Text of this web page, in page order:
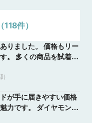
フターサービス
心の無期限メンテナ
】■サイズ直し ■磨
イン・素材・価格に
で、詳しくはお問い合
（118件）
りました。 価格もリー
。 多くの商品を試着す
すかった。自分が探し
デザインがあり見てい
。
）
が手に届きやすい価格
力です。 ダイヤモンド
パターンが用意されて